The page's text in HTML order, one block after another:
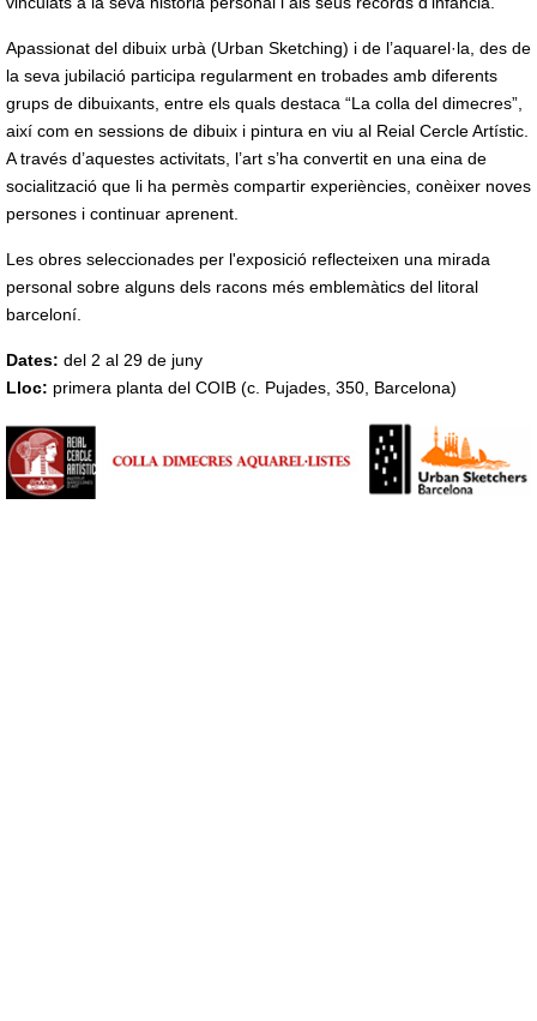
Apassionat del dibuix urbà (Urban Sketching) i de l’aquarel·la, des de
la seva jubilació participa regularment en trobades amb diferents
grups de dibuixants, entre els quals destaca “La colla del dimecres”,
així com en sessions de dibuix i pintura en viu al Reial Cercle Artístic.
A través d’aquestes activitats, l’art s’ha convertit en una eina de
socialització que li ha permès compartir experiències, conèixer noves
persones i continuar aprenent.
Les obres seleccionades per l'exposició reflecteixen una mirada
personal sobre alguns dels racons més emblemàtics del litoral
barceloní.
Dates: del 2 al 29 de juny
Lloc: primera planta del COIB (c. Pujades, 350, Barcelona)